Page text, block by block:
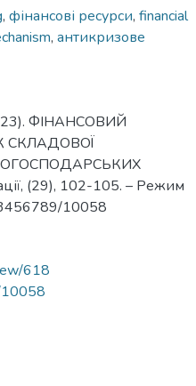
, фінансові ресурси, financial
, антикризове
ФІНАНСОВИЙ
СКЛАДОВОЇ
(29), 102-105. – Режим
10058
618
10058